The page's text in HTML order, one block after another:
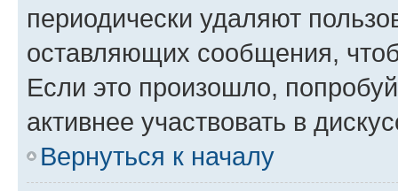
периодически удаляют
оставляющих сообщения,
Если это произошло,
активнее участвовать в
Вернуться к началу